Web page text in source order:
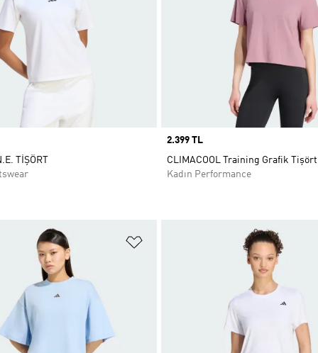
TİŞÖRT
Price
2.399 TL
CLIMACOOL Training Grafik Tişört
Kadın Performance
Favori Listesine Ekle